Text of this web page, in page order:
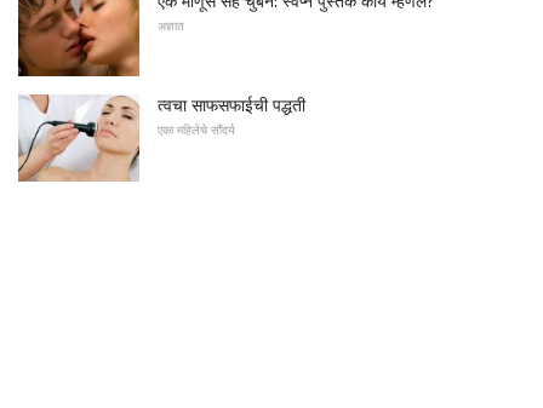
अज्ञात
त्वचा साफसफाईची पद्धती
एका महिलेचे सौंदर्य